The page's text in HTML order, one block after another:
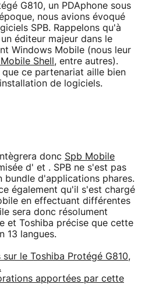
G810, un PDAphone sous
nous avions évoqué
SPB. Rappelons qu'à
éditeur majeur dans le
Windows Mobile (nous leur
Shell , entre autres).
que ce partenariat aille bien
de logiciels.
donc Spb Mobile
d' et . SPB ne s'est pas
bundle d'applications phares.
également qu'il s'est chargé
en effectuant différentes
sera donc résolument
et Toshiba précise que cette
13 langues.
le Toshiba Protégé G810,
apportées par cette